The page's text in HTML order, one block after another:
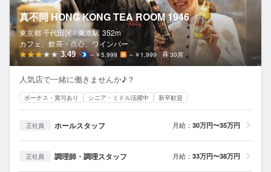
真不同 HONG KONG TEA ROOM 1946
東京都 千代田区 / 東京駅 352m
カフェ、飲茶・点心、ワインバー
3.49 ～￥5,999 ～￥1,999 30席
人気店で一緒に働きませんか♪？
ボーナス・賞与あり シニア・ミドル活躍中 新卒歓迎
正社員 ホールスタッフ 月給： 30万円〜35万円
正社員 調理師・調理スタッフ 月給： 33万円〜38万円